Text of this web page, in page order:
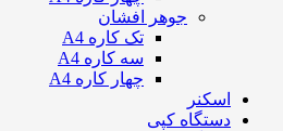
جوهر افشان
تک کاره A4
سه کاره A4
چهار کاره A4
اسکنر
دستگاه کپی